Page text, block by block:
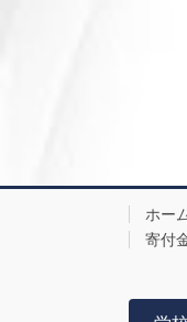
ホー
寄付